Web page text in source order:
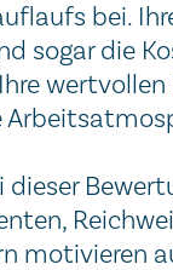
bei.
sogar die
motivieren